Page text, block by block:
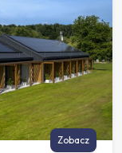
Zobacz